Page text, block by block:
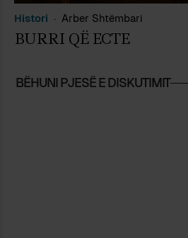
Histori Arber Shtëmbari
BURRI QË ECTE
BËHUNI PJESË E DISKUTIMIT